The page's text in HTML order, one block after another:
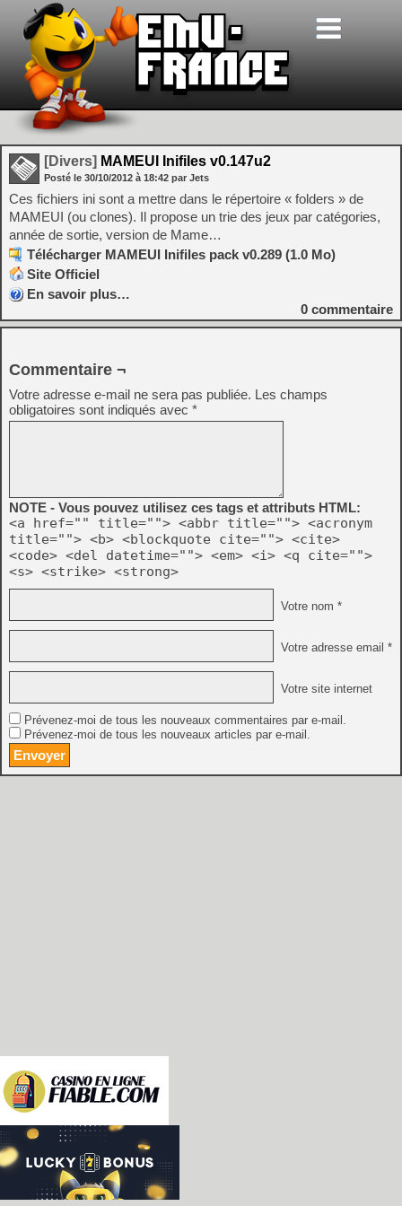
[Divers] MAMEUI Inifiles v0.147u2
Posté le 30/10/2012 à 18:42 par Jets
Ces fichiers ini sont a mettre dans le répertoire « folders » de
MAMEUI (ou clones). Il propose un trie des jeux par catégories,
année de sortie, version de Mame…
Télécharger MAMEUI Inifiles pack v0.289 (1.0 Mo)
Site Officiel
En savoir plus…
0 commentaire
Commentaire ¬
Votre adresse e-mail ne sera pas publiée. Les champs
obligatoires sont indiqués avec *
NOTE - Vous pouvez utilisez ces tags et attributs HTML:
<a href="" title=""> <abbr title=""> <acronym
title=""> <b> <blockquote cite=""> <cite>
<code> <del datetime=""> <em> <i> <q cite="">
<s> <strike> <strong>
Votre nom *
Votre adresse email *
Votre site internet
Prévenez-moi de tous les nouveaux commentaires par e-mail.
Prévenez-moi de tous les nouveaux articles par e-mail.